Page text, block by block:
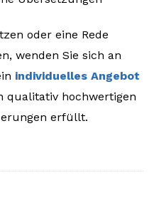
oder eine Rede
wenden Sie sich an
individuelles Angebot
qualitativ hochwertigen
erfüllt.